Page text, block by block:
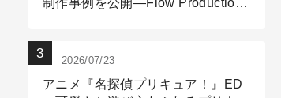
制作事例を公開―Flow Production
2026/07/23
アニメ『名探偵プリキュア！』ED